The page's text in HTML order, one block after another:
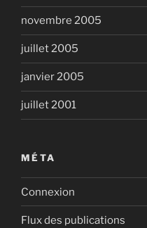
novembre 2005
juillet 2005
janvier 2005
juillet 2001
MÉTA
Connexion
Flux des publications